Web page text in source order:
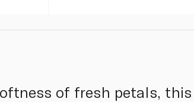
of fresh petals,